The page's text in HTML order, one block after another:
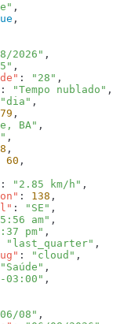
2026"
: "28"
: "Tempo nublado"
"dia"
BA"
60
: "2.85 km/h"
: 138
: "SE"
am"
pm"
"last_quarter"
: "cloud"
"Saúde"
03:00"
08"